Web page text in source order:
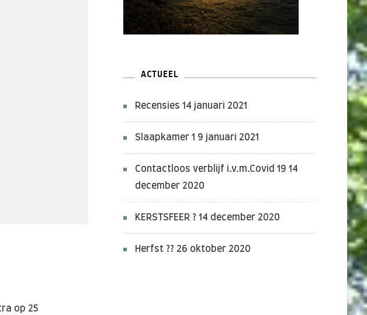
op 25
ACTUEEL
Recensies 14 januari 2021
Slaapkamer 1 9 januari 2021
Contactloos verblijf i.v.m.Covid 19 14
december 2020
KERSTSFEER ? 14 december 2020
Herfst ?? 26 oktober 2020